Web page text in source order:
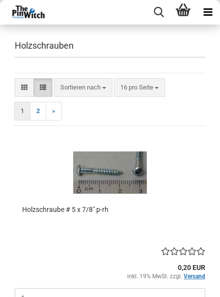
Holzschrauben
Sortieren nach
Sortieren nach 16 pro Seite
pro Seite
1 2 »
Holzschraube # 5 x 7/8" p-rh
0,20 EUR
inkl. 19% MwSt. zzgl. Versand